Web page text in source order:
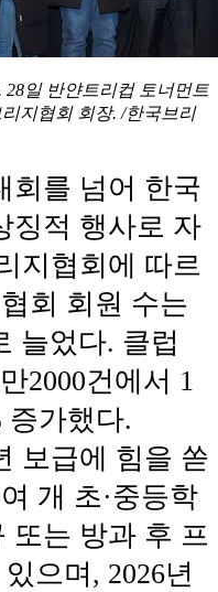
28일 반얀트리컵 토너먼트
지협회 회장. /한국브리
회를 넘어 한국
징적 행사로 자
지협회에 따르
회 회원 수는
늘었다. 클럽
2000건에서 1
증가했다.
보급에 힘을 쏟
개 초·중등학
또는 방과 후 프
으며, 2026년